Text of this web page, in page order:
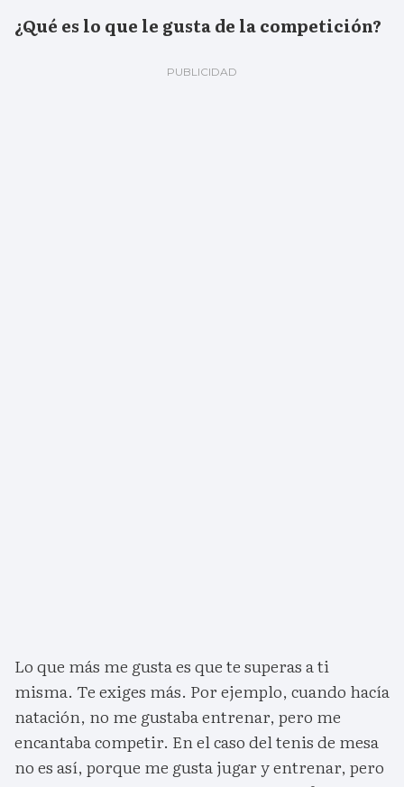
¿Qué es lo que le gusta de la competición?
Lo que más me gusta es que te superas a ti
misma. Te exiges más. Por ejemplo, cuando hacía
natación, no me gustaba entrenar, pero me
encantaba competir. En el caso del tenis de mesa
no es así, porque me gusta jugar y entrenar, pero